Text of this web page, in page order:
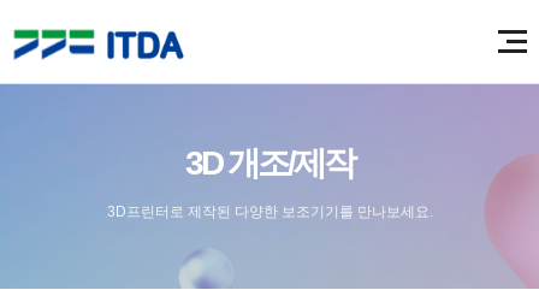
3D 개조/제작
3D프린터로 제작된 다양한 보조기기를 만나보세요.